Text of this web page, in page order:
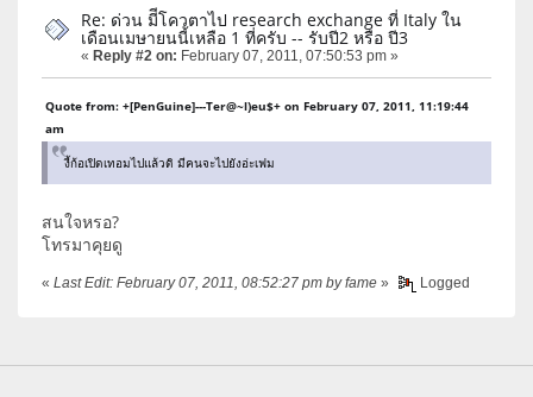
Re: ด่วน มีีโควตาไป research exchange ที่ Italy ใน
เดือนเมษายนนี้เหลือ 1 ที่ครับ -- รับปี2 หรือ ปี3
« Reply #2 on: February 07, 2011, 07:50:53 pm »
Quote from: +[PenGuine]---Ter@~l)eu$+ on February 07, 2011, 11:19:44
am
งี้ก้อเปิดเทอมไปแล้วดิ มีคนจะไปยังอ่ะเฟม
สนใจหรอ?
โทรมาคุยดู
« Last Edit: February 07, 2011, 08:52:27 pm by fame » Logged